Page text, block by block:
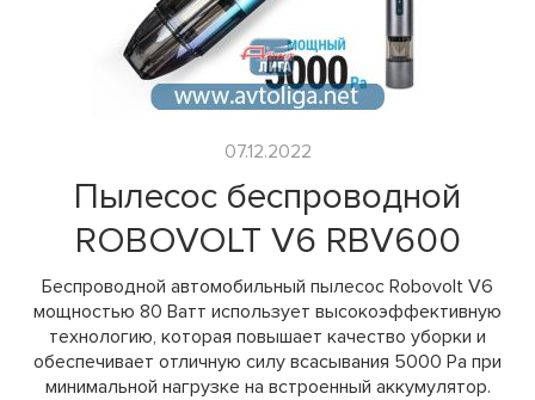
07.12.2022
Пылесос беспроводной
ROBOVOLT V6 RBV600
Беспроводной автомобильный пылесос Robovolt V6
мощностью 80 Ватт использует высокоэффективную
технологию, которая повышает качество уборки и
обеспечивает отличную силу всасывания 5000 Pa при
минимальной нагрузке на встроенный аккумулятор.